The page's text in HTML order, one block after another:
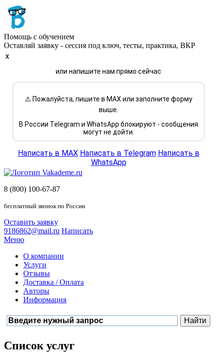
Помощь с обучением
Оставляй заявку - сессия под ключ, тесты, практика, ВКР
x
или напишите нам прямо сейчас
⚠️ Пожалуйста, пишите в MAX или заполните форму
выше.
В России Telegram и WhatsApp блокируют - сообщения
могут не дойти.
Написать в MAX Написать в Telegram Написать в
WhatsApp
8 (800) 100-67-87
бесплатный звонок по России
Оставить заявку
9186862@mail.ru Написать
Меню
О компании
Услуги
Отзывы
Доставка / Оплата
Авторы
Информация
Список услуг